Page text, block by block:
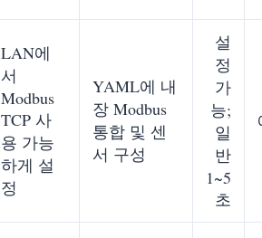
LAN에
서
Modbus
TCP 사
용 가능
하게 설
정
YAML에 내
장 Modbus
통합 및 센
서 구성
설
정
가
능;
일
반
1~5
초